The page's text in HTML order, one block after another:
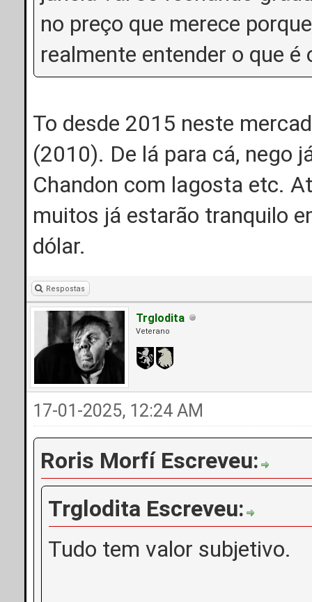
no preço que merece
realmente entender o que
To desde 2015 neste
(2010). De lá para cá, nego
Chandon com lagosta etc.
muitos já estarão tranquilo
dólar.
Respostas
Trglodita
Veterano
17-01-2025, 12:24 AM
Roris Morfí Escreveu:
Trglodita Escreveu:
Tudo tem valor subjetivo.